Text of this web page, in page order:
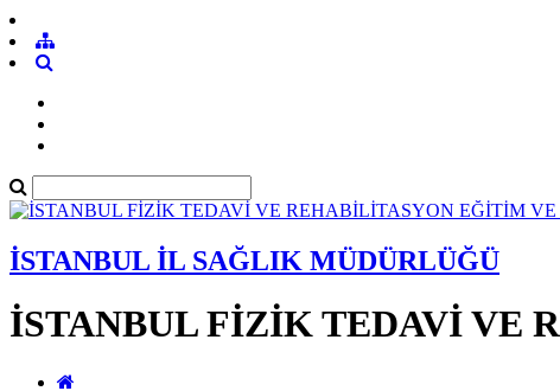
İSTANBUL İL SAĞLIK MÜDÜRLÜĞÜ
İSTANBUL FİZİK TEDAVİ VE